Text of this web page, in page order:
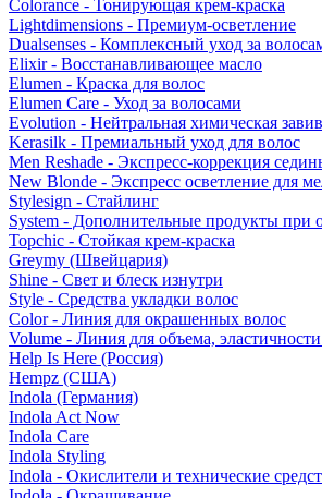
Colorance - Тонирующая крем-краска
Lightdimensions - Премиум-осветление
Dualsenses - Комплексный уход за
Elixir - Восстанавливающее масло
Elumen - Краска для волос
Elumen Care - Уход за волосами
Evolution - Нейтральная химическая
Kerasilk - Премиальный уход для волос
Men Reshade - Экспресс-коррекция
New Blonde - Экспресс осветление для
Stylesign - Стайлинг
System - Дополнительные продукты при
Topchic - Стойкая крем-краска
Greymy (Швейцария)
Shine - Свет и блеск изнутри
Style - Средства укладки волос
Color - Линия для окрашенных волос
Volume - Линия для объема,
Help Is Here (Россия)
Hempz (США)
Indola (Германия)
Indola Act Now
Indola Care
Indola Styling
Indola - Окислители и технические